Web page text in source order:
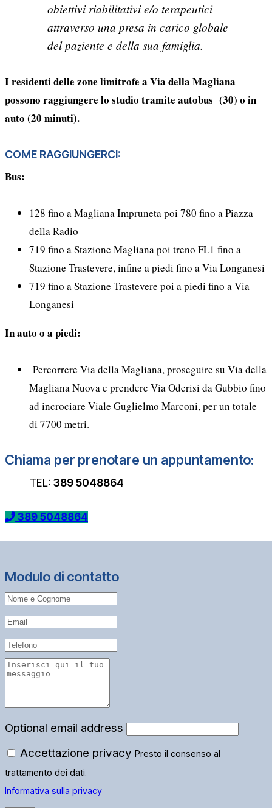
obiettivi riabilitativi e/o terapeutici
attraverso una presa in carico globale
del paziente e della sua famiglia.
I residenti delle zone limitrofe a Via della Magliana
possono raggiungere lo studio tramite autobus (30) o in
auto (20 minuti).
COME RAGGIUNGERCI:
Bus:
128 fino a Magliana Impruneta poi 780 fino a Piazza
della Radio
719 fino a Stazione Magliana poi treno FL1 fino a
Stazione Trastevere, infine a piedi fino a Via Longanesi
719 fino a Stazione Trastevere poi a piedi fino a Via
Longanesi
In auto o a piedi:
Percorrere Via della Magliana, proseguire su Via della
Magliana Nuova e prendere Via Oderisi da Gubbio fino
ad incrociare Viale Guglielmo Marconi, per un totale
di 7700 metri.
Chiama per prenotare un appuntamento:
TEL: 389 5048864
389 5048864
Modulo di contatto
Optional email address
Accettazione privacy Presto il consenso al
trattamento dei dati.
Informativa sulla privacy